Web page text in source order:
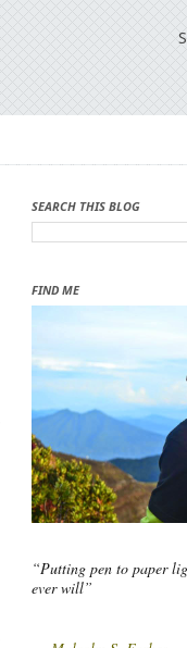
SEARCH THIS BLOG
FIND ME
“Putting pen to paper
ever will”